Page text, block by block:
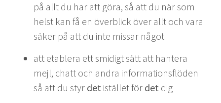
på allt du har att göra, så att du när som
helst kan få en överblick över allt och vara
säker på att du inte missar något
att etablera ett smidigt sätt att hantera
mejl, chatt och andra informationsflöden
så att du styr det istället för det dig